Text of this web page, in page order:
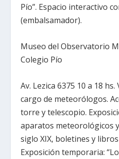
Pío”. Espacio interactivo
(embalsamador).
Museo del Observatorio
Colegio Pío
Av. Lezica 6375 10 a 18
cargo de meteorólogos.
torre y telescopio.
aparatos meteorológicos
siglo XIX, boletines y
Exposición temporaria: